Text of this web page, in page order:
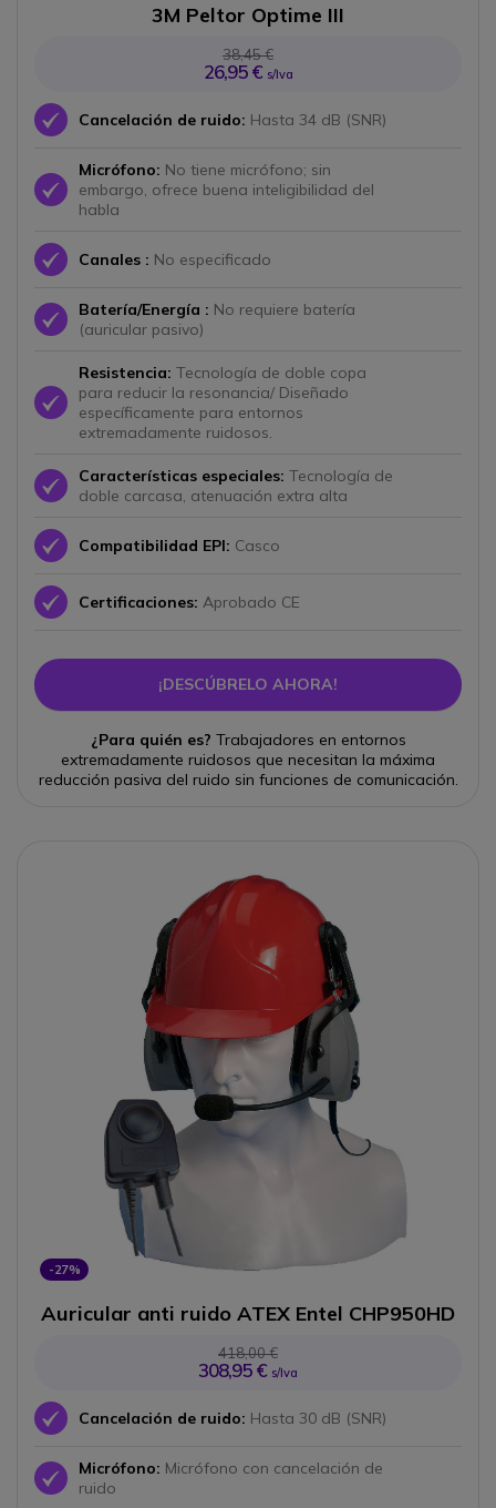
3M Peltor Optime III
38,45 €
26,95 € s/Iva
Icono Cancelación de ruido: Hasta 34 dB (SNR)
Icono
Micrófono: No tiene micrófono; sin
embargo, ofrece buena inteligibilidad del
habla
Icono Canales : No especificado
Icono Batería/Energía : No requiere batería
(auricular pasivo)
Icono
Resistencia: Tecnología de doble copa
para reducir la resonancia/ Diseñado
específicamente para entornos
extremadamente ruidosos.
Icono Características especiales: Tecnología de
doble carcasa, atenuación extra alta
Icono Compatibilidad EPI: Casco
Icono Certificaciones: Aprobado CE
¡DESCÚBRELO AHORA!
¿Para quién es? Trabajadores en entornos
extremadamente ruidosos que necesitan la máxima
reducción pasiva del ruido sin funciones de comunicación.
-27%
Auricular anti ruido ATEX Entel CHP950HD
418,00 €
308,95 € s/Iva
Icono Cancelación de ruido: Hasta 30 dB (SNR)
Icono Micrófono: Micrófono con cancelación de
ruido